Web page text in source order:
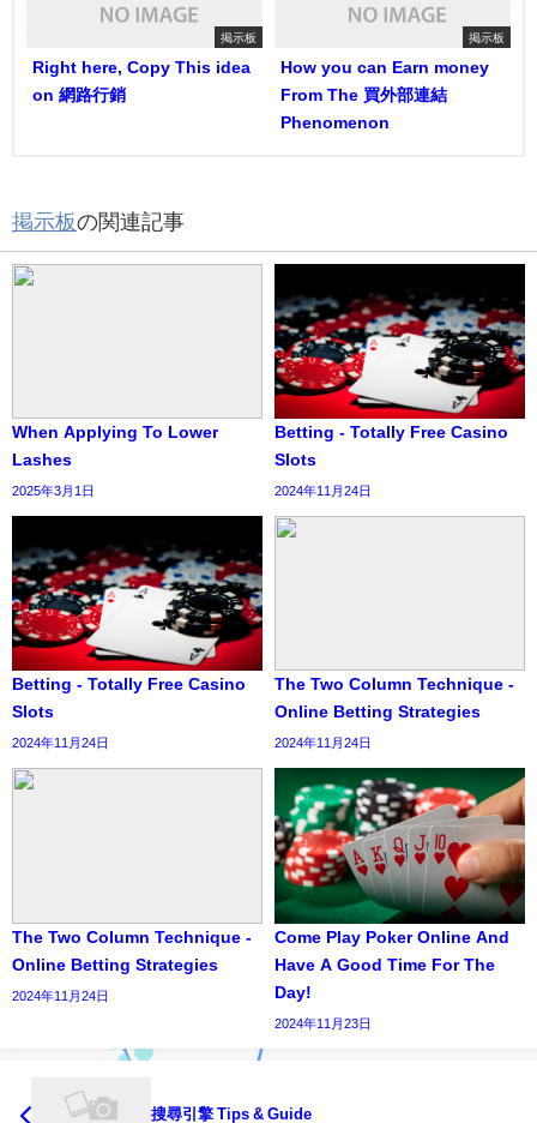
掲示板
Right here, Copy This idea
on 網路行銷
掲示板
How you can Earn money
From The 買外部連結
Phenomenon
掲示板の関連記事
When Applying To Lower
Lashes
2025年3月1日
Betting - Totally Free Casino
Slots
2024年11月24日
Betting - Totally Free Casino
Slots
2024年11月24日
The Two Column Technique -
Online Betting Strategies
2024年11月24日
The Two Column Technique -
Online Betting Strategies
2024年11月24日
Come Play Poker Online And
Have A Good Time For The
Day!
2024年11月23日
搜尋引擎 Tips & Guide